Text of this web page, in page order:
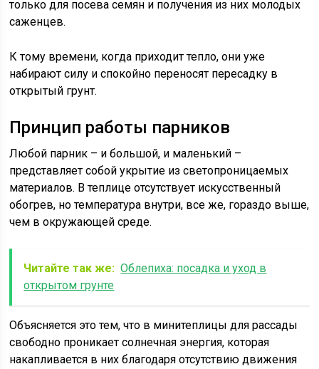
только для посева семян и получения из них молодых
саженцев.
К тому времени, когда приходит тепло, они уже
набирают силу и спокойно переносят пересадку в
открытый грунт.
Принцип работы парников
Любой парник – и большой, и маленький –
представляет собой укрытие из светопроницаемых
материалов. В теплице отсутствует искусственный
обогрев, но температура внутри, все же, гораздо выше,
чем в окружающей среде.
Читайте так же: Облепиха: посадка и уход в
открытом грунте
Объясняется это тем, что в минитеплицы для рассады
свободно проникает солнечная энергия, которая
накапливается в них благодаря отсутствию движения